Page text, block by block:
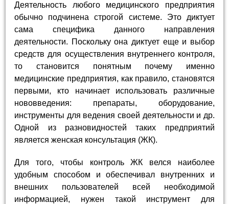
Деятельность любого медицинского предприятия
обычно подчинена строгой системе. Это диктует
сама специфика данного направления
деятельности. Поскольку она диктует еще и выбор
средств для осуществления внутреннего контроля,
то становится понятным почему именно
медицинские предприятия, как правило, становятся
первыми, кто начинает использовать различные
нововведения: препараты, оборудование,
инструменты для ведения своей деятельности и др.
Одной из разновидностей таких предприятий
является женская консультация (ЖК).
Для того, чтобы контроль ЖК велся наиболее
удобным способом и обеспечивал внутренних и
внешних пользователей всей необходимой
информацией, нужен такой инструмент для